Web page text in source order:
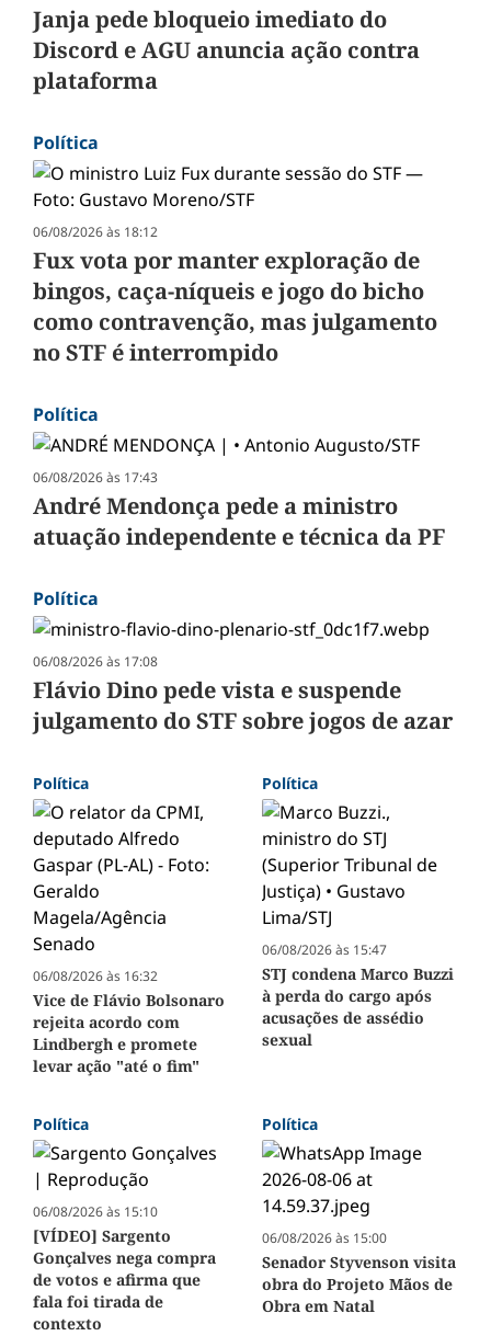
Janja pede bloqueio imediato do
Discord e AGU anuncia ação contra
plataforma
Política
06/08/2026 às 18:12
Fux vota por manter exploração de
bingos, caça-níqueis e jogo do bicho
como contravenção, mas julgamento
no STF é interrompido
Política
06/08/2026 às 17:43
André Mendonça pede a ministro
atuação independente e técnica da PF
Política
06/08/2026 às 17:08
Flávio Dino pede vista e suspende
julgamento do STF sobre jogos de azar
Política
06/08/2026 às 16:32
Vice de Flávio Bolsonaro
rejeita acordo com
Lindbergh e promete
levar ação "até o fim"
Política
06/08/2026 às 15:47
STJ condena Marco Buzzi
à perda do cargo após
acusações de assédio
sexual
Política
06/08/2026 às 15:10
[VÍDEO] Sargento
Gonçalves nega compra
de votos e afirma que
fala foi tirada de
contexto
Política
06/08/2026 às 15:00
Senador Styvenson visita
obra do Projeto Mãos de
Obra em Natal